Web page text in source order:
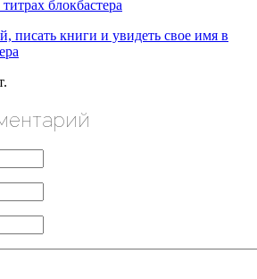
писать книги и увидеть свое имя в